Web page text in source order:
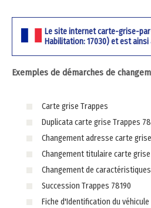
Le site internet carte-grise-
Habilitation: 17030) et est
Exemples de démarches de
Carte grise Trappes
Duplicata carte grise Trappes
Changement adresse carte
Changement titulaire carte
Changement de
Succession Trappes 78190
Fiche d'Identification du véhicule